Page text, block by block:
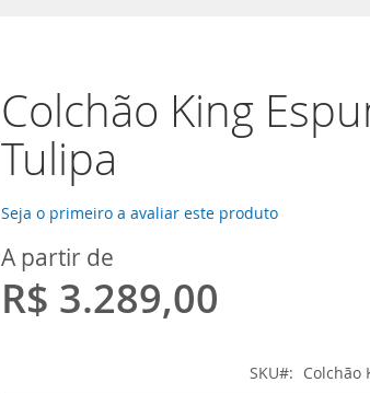
Colchão King
Tulipa
Seja o primeiro a avaliar este produto
A partir de
R$ 3.289,00
SKU
Colchão